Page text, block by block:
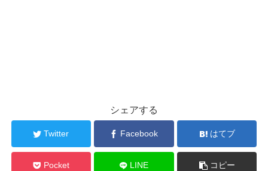
シェアする
Twitter Facebook はてブ
Pocket LINE コピー